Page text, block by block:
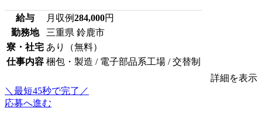
給与 月収例284,000円
勤務地
三重県 鈴鹿市
寮・社宅 あり（無料）
仕事内容 梱包・製造 / 電子部品系工場 / 交替制
詳細を表示
＼最短45秒で完了／
応募へ進む